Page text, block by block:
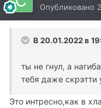
Опубликовано
В 20.01.2022 в
ты не гнул, а
тебя даже скрэтти
Это интресно,как в